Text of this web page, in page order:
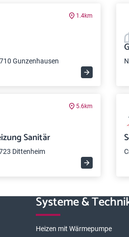
1.4km
Gunzenhausen
5.6km
Sanitär
Dittenheim
Systeme &
Heizen mit Wärmepumpe